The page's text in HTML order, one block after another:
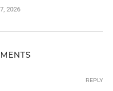
2026
REPLY